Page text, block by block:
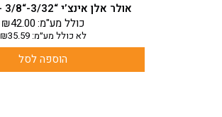
אולר אלן אינצ’י “3/32-“3/8 – 8 חלקים
₪42.00כולל מע"מ:
לא כולל מע״מ: ₪35.59
הוספה לסל